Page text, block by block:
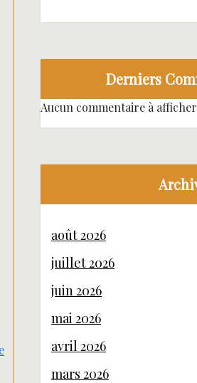
Derniers
Aucun commentaire à
août 2026
juillet 2026
juin 2026
mai 2026
avril 2026
mars 2026